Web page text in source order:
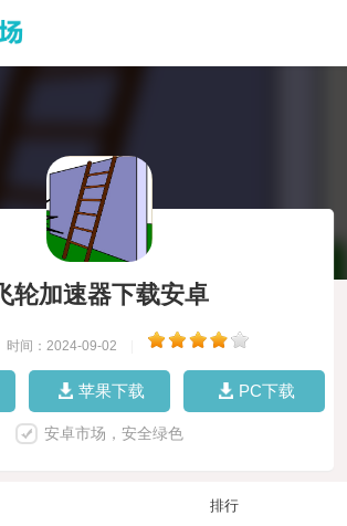
飞轮加速器下载安卓
时间：2024-09-02
苹果下载 PC下载
安卓市场，安全绿色
排行